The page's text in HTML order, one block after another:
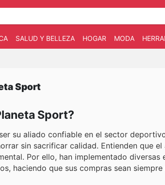
SALUD Y BELLEZA HOGAR MODA
Sport
Sport?
su aliado confiable en el sector
sin sacrificar calidad. Entienden que
Por ello, han implementado diversas
haciendo que sus compras sean